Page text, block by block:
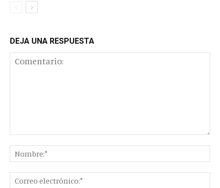
DEJA UNA RESPUESTA